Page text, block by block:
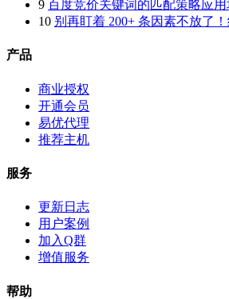
9 百度竞价关键词的匹配策略应
10 别再盯着 200+ 条因素不放了
产品
商业授权
开通会员
易优代理
推荐主机
服务
更新日志
用户案例
加入Q群
增值服务
帮助